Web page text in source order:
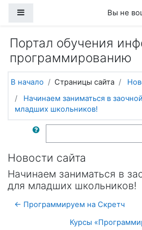
Вы не
Портал обучения
программированию
В начало Страницы сайта
Начинаем заниматься в
младших школьников!
Поиск по форумам
Новости сайта
Начинаем заниматься в
для младших школьников!
← Программируем на Скретч
Курсы